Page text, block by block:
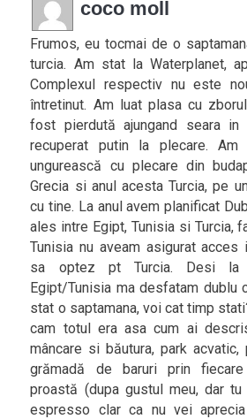
coco moll
Frumos, eu tocmai de o
turcia. Am stat la Waterplanet,
Complexul respectiv nu este
întretinut. Am luat plasa cu
fost pierdută ajungand seara in
recuperat putin la plecare.
ungurească cu plecare din
Grecia si anul acesta Turcia, pe
cu tine. La anul avem planificat
ales intre Egipt, Tunisia si Turcia,
Tunisia nu aveam asigurat acces
sa optez pt Turcia. Desi la
Egipt/Tunisia ma desfatam dublu
stat o saptamana, voi cat timp
cam totul era asa cum ai
mâncare si băutura, park
grămadă de baruri prin
proastă (dupa gustul meu, dar
espresso clar ca nu vei